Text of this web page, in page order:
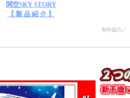
関空SKY STORY
【 製 品 紹 介 】
制作協力／